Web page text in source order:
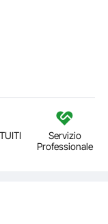
Servizio
Professionale